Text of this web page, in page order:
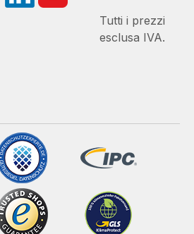
Tutti i prezzi
esclusa IVA.